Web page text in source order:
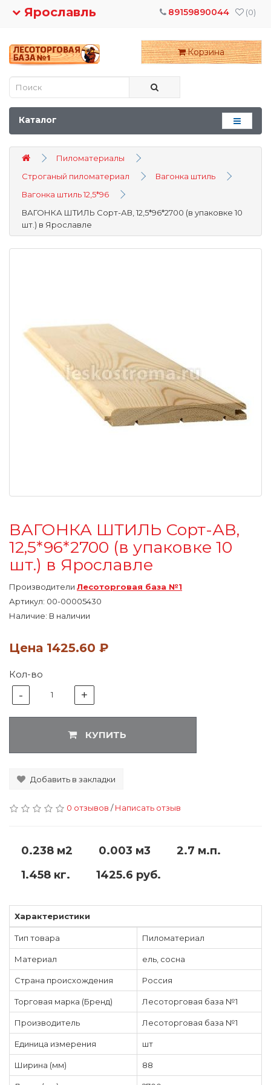
Ярославль (0)
89159890044
Корзина
Каталог
Пиломатериалы
Строганый пиломатериал
Вагонка штиль
Вагонка штиль 12,5*96
ВАГОНКА ШТИЛЬ Сорт-АВ, 12,5*96*2700 (в упаковке 10
шт.) в Ярославле
ВАГОНКА ШТИЛЬ Сорт-АВ,
12,5*96*2700 (в упаковке 10
шт.) в Ярославле
Производители Лесоторговая база №1
Артикул: 00-00005430
Наличие: В наличии
Цена 1425.60 ₽
Кол-во
- 1 +
КУПИТЬ
Добавить в закладки
0 отзывов /Написать отзыв
0.238 м2 0.003 м3
2.7 м.п.
1.458 кг.
1425.6 руб.
Характеристики
Тип товара Пиломатериал
Материал ель, сосна
Страна происхождения Россия
Торговая марка (Бренд) Лесоторговая база №1
Производитель Лесоторговая база №1
Единица измерения шт
Ширина (мм) 88